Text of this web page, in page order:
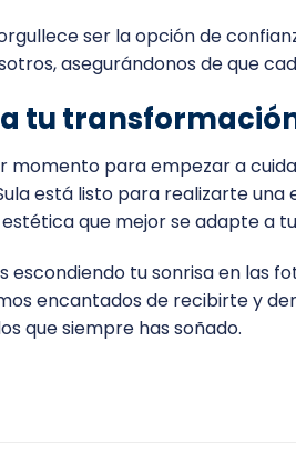
ser la opción de
asegurándonos de que
tu
momento para empezar a
está listo para realizarte
que mejor se adapte a
escondiendo tu sonrisa en las
encantados de recibirte y
que siempre has soñado.